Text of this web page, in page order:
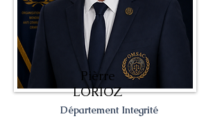
Pièrre
LORIOZ
Département Integrité